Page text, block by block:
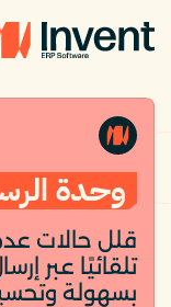
وحدة
قلل حالات
تلقائيًا عبر
بسهولة